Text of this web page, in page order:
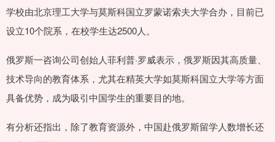
学校由北京理工大学与莫斯科国立罗蒙诺索夫大学合办，目前已
设立10个院系，在校学生达2500人。
俄罗斯一咨询公司创始人菲利普·罗威表示，俄罗斯因其高质量、
技术导向的教育体系，尤其在精英大学如莫斯科国立大学等方面
具备优势，成为吸引中国学生的重要目的地。
有分析还指出，除了教育资源外，中国赴俄罗斯留学人数增长还